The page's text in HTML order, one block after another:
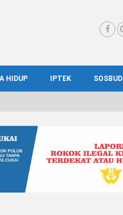
HIDUP IPTEK SOSBUD